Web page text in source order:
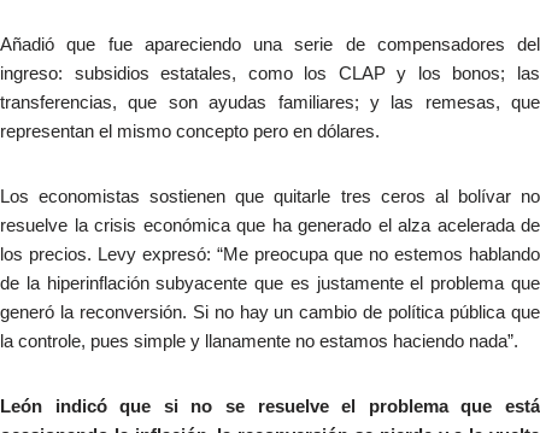
Añadió que fue apareciendo una serie de compensadores del
ingreso: subsidios estatales, como los CLAP y los bonos; las
transferencias, que son ayudas familiares; y las remesas, que
representan el mismo concepto pero en dólares.
Los economistas sostienen que quitarle tres ceros al bolívar no
resuelve la crisis económica que ha generado el alza acelerada de
los precios. Levy expresó: “Me preocupa que no estemos hablando
de la hiperinflación subyacente que es justamente el problema que
generó la reconversión. Si no hay un cambio de política pública que
la controle, pues simple y llanamente no estamos haciendo nada”.
León indicó que si no se resuelve el problema que está